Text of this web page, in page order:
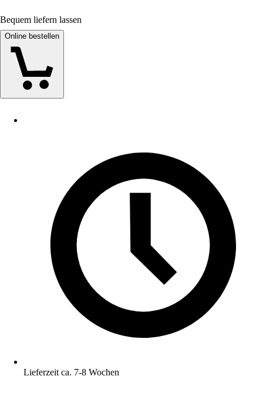
Bequem liefern lassen
Online bestellen
Lieferzeit ca. 7-8 Wochen